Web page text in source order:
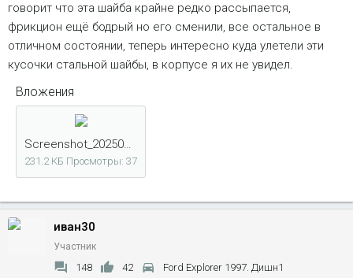
говорит что эта шайба крайне редко рассыпается,
фрикцион ещё бодрый но его сменили, все остальное в
отличном состоянии, теперь интересно куда улетели эти
кусочки стальной шайбы, в корпусе я их не увидел.
Вложения
Screenshot_20250526_223919_com.whatsapp.jpg
231.2 КБ Просмотры: 37
иван30
Участник
148 42
Ford Explorer 1997. Дишн1